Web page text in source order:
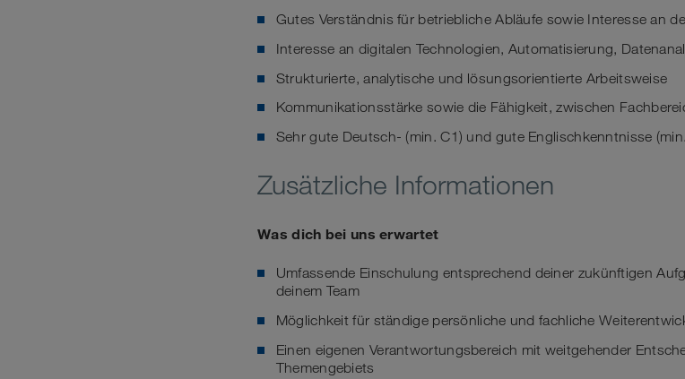
Gutes Verständnis für betriebliche Abläufe sowie Interesse an
Interesse an digitalen Technologien, Automatisierung,
Strukturierte, analytische und lösungsorientierte Arbeitsweise
Kommunikationsstärke sowie die Fähigkeit, zwischen
Sehr gute Deutsch- (min. C1) und gute Englischkenntnisse
Zusätzliche Informationen
Was dich bei uns erwartet
Umfassende Einschulung entsprechend deiner zukünftigen
deinem Team
Möglichkeit für ständige persönliche und fachliche
Einen eigenen Verantwortungsbereich mit weitgehender
Themengebiets